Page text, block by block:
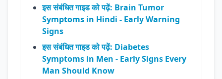
इस संबंधित गाइड को पढ़ें: Brain Tumor
Symptoms in Hindi - Early Warning
Signs
इस संबंधित गाइड को पढ़ें: Diabetes
Symptoms in Men - Early Signs Every
Man Should Know